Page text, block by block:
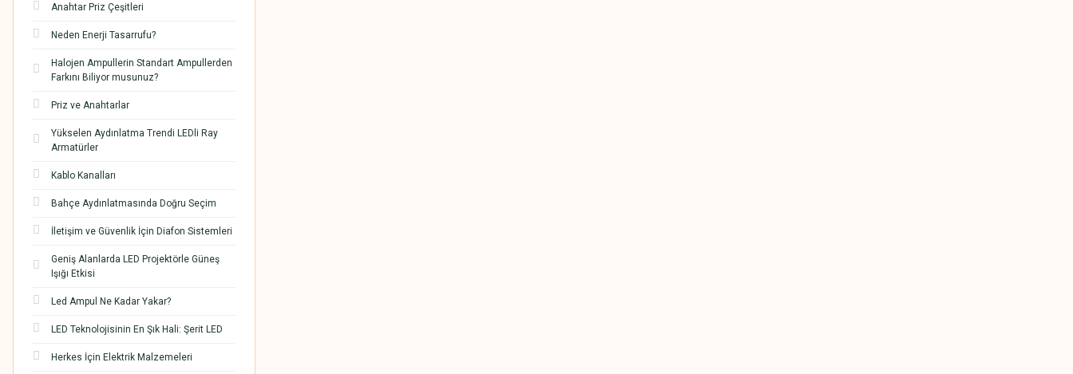
Anahtar Priz Çeşitleri
Neden Enerji Tasarrufu?
Halojen Ampullerin Standart Ampullerden
Farkını Biliyor musunuz?
Priz ve Anahtarlar
Yükselen Aydınlatma Trendi LEDli Ray
Armatürler
Kablo Kanalları
Bahçe Aydınlatmasında Doğru Seçim
İletişim ve Güvenlik İçin Diafon Sistemleri
Geniş Alanlarda LED Projektörle Güneş
Işığı Etkisi
Led Ampul Ne Kadar Yakar?
LED Teknolojisinin En Şık Hali: Şerit LED
Herkes İçin Elektrik Malzemeleri